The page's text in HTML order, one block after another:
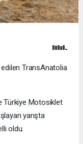
TransAnatolia
Türkiye Motosiklet
yarışta
oldu.